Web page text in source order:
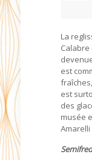
La
est
est
des
musée